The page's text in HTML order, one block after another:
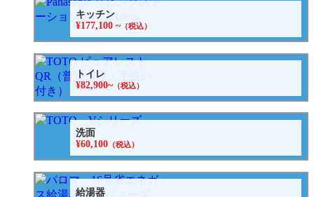
キッチン
¥177,100 ~（税込）
トイレ
¥82,900~（税込）
洗面
¥60,100 （税込）
給湯器